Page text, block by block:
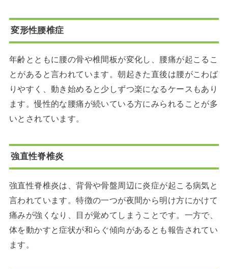
変形性腰椎症
年齢とともに腰の骨や椎間板が変化し、腰痛が起こるこ
とがあると言われています。朝起きた直後は腰がこわば
りやすく、動き始めると少しずつ楽になるケースもあり
ます。慢性的な腰痛が続いている方にみられることが多
いとされています。
強直性脊椎炎
強直性脊椎炎は、背骨や骨盤周辺に炎症が起こる病気と
言われています。特徴の一つが夜間から明け方にかけて
痛みが強くなり、目が覚めてしまうことです。一方で、
体を動かすと症状が和らぐ傾向があるとも報告されてい
ます。